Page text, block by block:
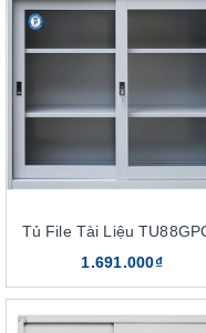
Tủ File Tài Liệu
1.691.000₫